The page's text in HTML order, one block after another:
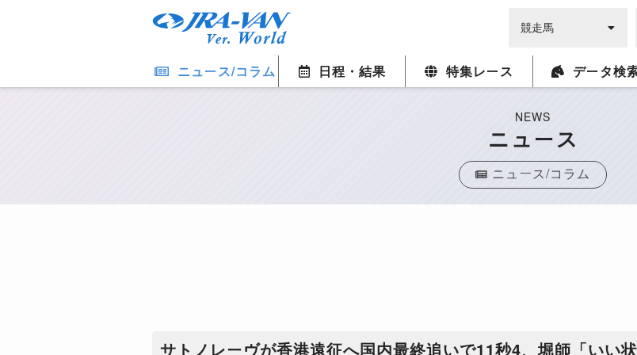
ニュース/コラム 日程・結果 特集レース データ検
NEWS
ニュース
ニュース/コラム
サトノレーヴが香港遠征へ国内最終追いで11秒4、堀師「いい